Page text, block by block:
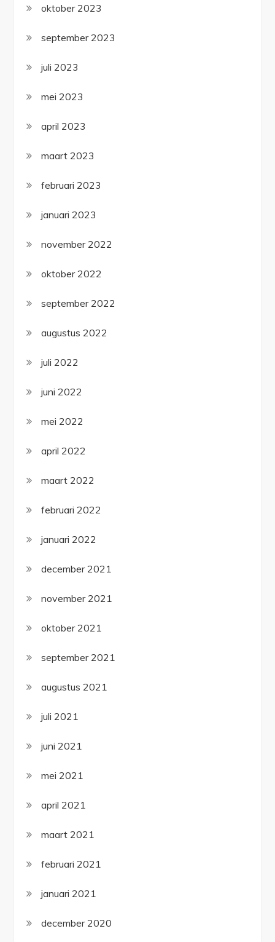
oktober 2023
september 2023
juli 2023
mei 2023
april 2023
maart 2023
februari 2023
januari 2023
november 2022
oktober 2022
september 2022
augustus 2022
juli 2022
juni 2022
mei 2022
april 2022
maart 2022
februari 2022
januari 2022
december 2021
november 2021
oktober 2021
september 2021
augustus 2021
juli 2021
juni 2021
mei 2021
april 2021
maart 2021
februari 2021
januari 2021
december 2020